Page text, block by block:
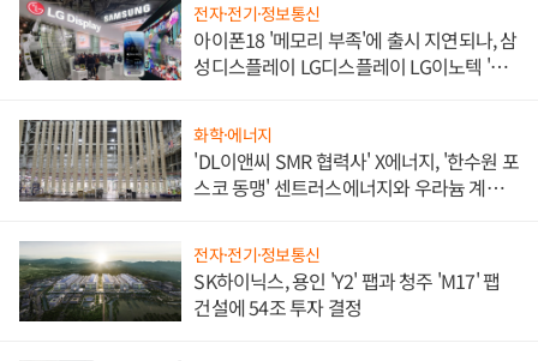
전자·전기·정보통신
아이폰18 '메모리 부족'에 출시 지연되나, 삼
성디스플레이 LG디스플레이 LG이노텍 '탈
화학·에너지
'DL이앤씨 SMR 협력사' X에너지, '한수원 포
스코 동맹' 센트러스에너지와 우라늄 계약
전자·전기·정보통신
SK하이닉스, 용인 'Y2' 팹과 청주 'M17' 팹
건설에 54조 투자 결정